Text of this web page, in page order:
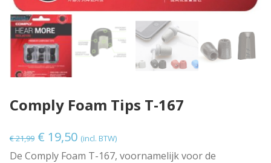
Comply Foam Tips T-167
€21,99 O
o
€ 19,50H
u
(incl. BTW)
De Comply Foam T-167, voornamelijk voor de